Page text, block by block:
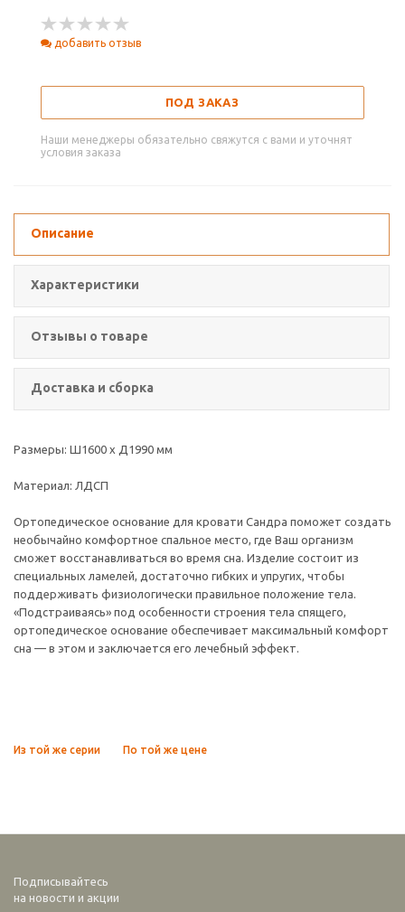
добавить отзыв
ПОД ЗАКАЗ
Наши менеджеры обязательно свяжутся с вами и уточнят
условия заказа
Описание
Характеристики
Отзывы о товаре
Доставка и сборка
Размеры: Ш1600 х Д1990 мм
Материал: ЛДСП
Ортопедическое основание для кровати Сандра поможет создать
необычайно комфортное спальное место, где Ваш организм
сможет восстанавливаться во время сна. Изделие состоит из
специальных ламелей, достаточно гибких и упругих, чтобы
поддерживать физиологически правильное положение тела.
«Подстраиваясь» под особенности строения тела спящего,
ортопедическое основание обеспечивает максимальный комфорт
сна — в этом и заключается его лечебный эффект.
Из той же серии По той же цене
Подписывайтесь
на новости и акции